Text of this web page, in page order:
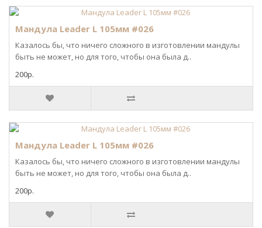
Мандула Leader L 105мм #026
Казалось бы, что ничего сложного в изготовлении мандулы
быть не может, но для того, чтобы она была д..
200р.
Мандула Leader L 105мм #026
Казалось бы, что ничего сложного в изготовлении мандулы
быть не может, но для того, чтобы она была д..
200р.